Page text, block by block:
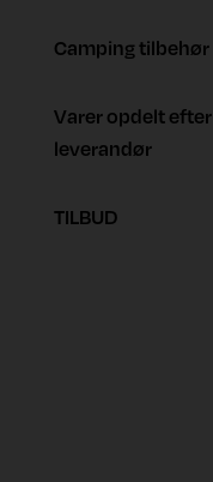
Camping tilbehør
Varer opdelt efter
leverandør
TILBUD